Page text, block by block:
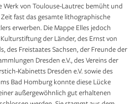
Werk von Toulouse-Lautrec bemüht und
fast das gesamte lithographische
erwerben. Die Mappe Elles jedoch
der Länder, des Ernst von
des Freistaates Sachsen, der Freunde der
Dresden e.V., des Vereins der
Kabinetts Dresden e.V. sowie des
Bad Homburg konnte diese Lücke
außergewöhnlich gut erhaltenen